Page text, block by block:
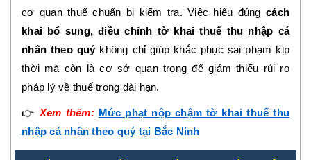
cơ quan thuế chuẩn bị kiểm tra. Việc hiểu đúng cách
khai bổ sung, điều chỉnh tờ khai thuế thu nhập cá
nhân theo quýkhông chỉ giúp khắc phục sai phạm kịp
thời mà còn là cơ sở quan trọng để giảm thiểu rủi ro
pháp lý về thuế trong dài hạn.
👉 Xem thêm: Mức phạt nộp chậm tờ khai thuế thu
nhập cá nhân theo quý tại Bắc Ninh